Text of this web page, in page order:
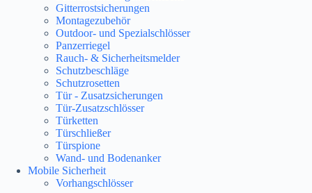
Gitterrostsicherungen
Montagezubehör
Outdoor- und Spezialschlösser
Panzerriegel
Rauch- & Sicherheitsmelder
Schutzbeschläge
Schutzrosetten
Tür - Zusatzsicherungen
Tür-Zusatzschlösser
Türketten
Türschließer
Türspione
Wand- und Bodenanker
Mobile Sicherheit
Vorhangschlösser